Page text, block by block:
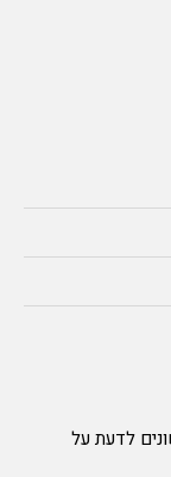
לדעת על